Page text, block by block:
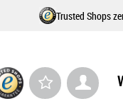
Trusted Shops